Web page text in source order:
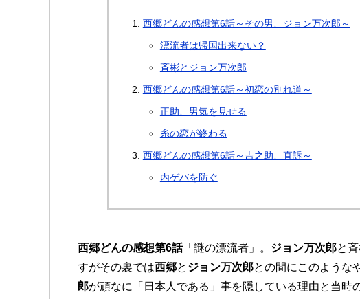
西郷どんの感想第6話～その男、ジョン万次郎～
漂流者は帰国出来ない？
斉彬とジョン万次郎
西郷どんの感想第6話～初恋の別れ道～
正助、男気を見せる
糸の恋が終わる
西郷どんの感想第6話～吉之助、直訴～
内ゲバを防ぐ
西郷どんの感想第6話「謎の漂流者」。 ジョン万次郎と
すがその裏では西郷と ジョン万次郎との間にこのような
郎が頑なに「日本人である」事を隠している理由と当時